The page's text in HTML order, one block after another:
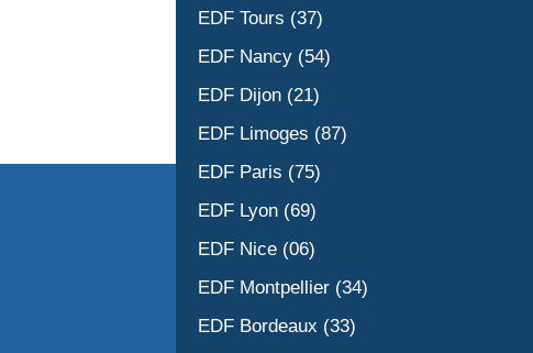
EDF Tours (37)
EDF Nancy (54)
EDF Dijon (21)
EDF Limoges (87)
EDF Paris (75)
EDF Lyon (69)
EDF Nice (06)
EDF Montpellier (34)
EDF Bordeaux (33)